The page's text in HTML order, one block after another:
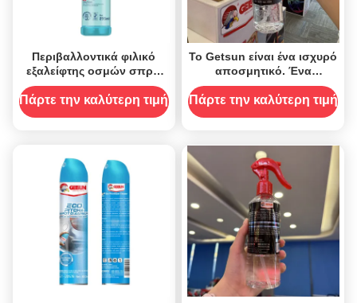
Περιβαλλοντικά φιλικό
εξαλείφτης οσμών σπρέι
ουδετερωτήρα για μπάνια
κουζίνες αυτοκίνητα
Πάρτε την καλύτερη τιμή
Το Getsun είναι ένα ισχυρό
αποσμητικό. Ένα
αποσμητικό αυτοκινήτου
για καθαρό αέρα.
Πάρτε την καλύτερη τιμή